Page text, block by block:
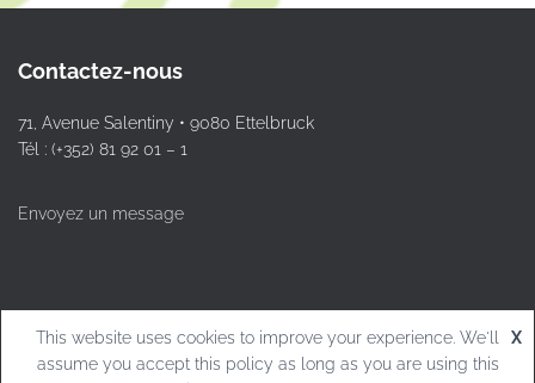
Contactez-nous
71, Avenue Salentiny • 9080 Ettelbruck
Tél : (+352) 81 92 01 – 1
Envoyez un message
© L.T.Ettelbruck
This website uses cookies to improve your experience. We'll
assume you accept this policy as long as you are using this
X